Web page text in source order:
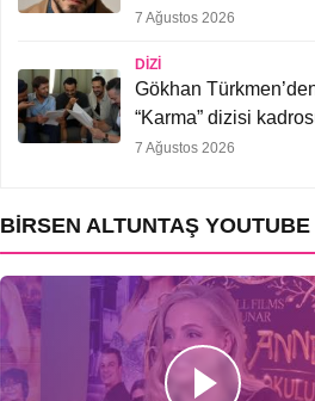
7 Ağustos 2026
DIZI
Gökhan
“Karma” dizisi
7 Ağustos 2026
BIRSEN ALTUNTAŞ YOUTUBE